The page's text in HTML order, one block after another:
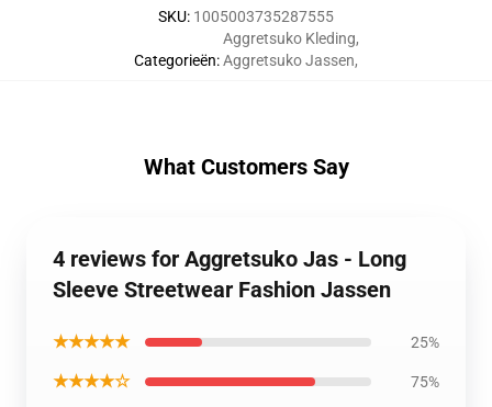
SKU: 1005003735287555
Categorieën:
Aggretsuko Kleding,
Aggretsuko Jassen,
What Customers Say
4 reviews for Aggretsuko Jas - Long
Sleeve Streetwear Fashion Jassen
★★★★★ 25%
★★★★☆ 75%